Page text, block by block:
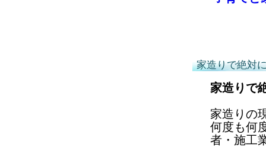
家造りで絶対
家造りで
家造りの
何度も何
者・施工